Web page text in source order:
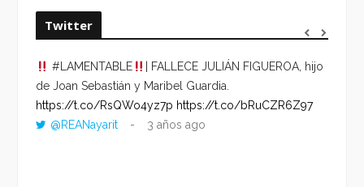
Twitter
#LAMENTABLE
| FALLECE JULIÁN FIGUEROA, hijo
de Joan Sebastián y Maribel Guardia.
https://t.co/RsQWo4yz7p https://t.co/bRuCZR6Z97
@REANayarit
3 años ago